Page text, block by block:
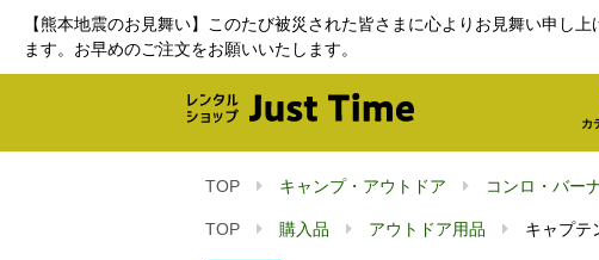
【熊本地震のお見舞い】このたび被災された皆さまに心よりお見舞い申
ます。お早めのご注文をお願いいたします。
カ
TOP キャンプ・アウトドア コンロ・バー
TOP 購入品 アウトドア用品 キャプテ